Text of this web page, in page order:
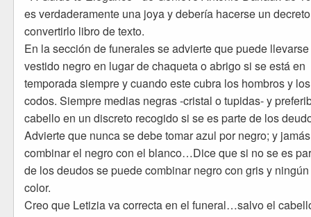
es verdaderamente una joya y debería hacerse un
convertirlo libro de texto.
En la sección de funerales se advierte que puede
vestido negro en lugar de chaqueta o abrigo si se está en
temporada siempre y cuando este cubra los hombros y los
codos. Siempre medias negras -cristal o tupidas- y
cabello en un discreto recogido si se es parte de los
Advierte que nunca se debe tomar azul por negro; y jamás
combinar el negro con el blanco…Dice que si no se es
de los deudos se puede combinar negro con gris y
color.
Creo que Letizia va correcta en el funeral…salvo el